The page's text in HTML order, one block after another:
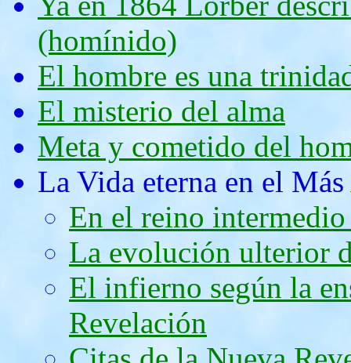
(homínido)
El hombre es una
El misterio del alma
Meta y cometido del
La Vida eterna en el
En el reino
La evolución ulterior
El infierno según la
Revelación